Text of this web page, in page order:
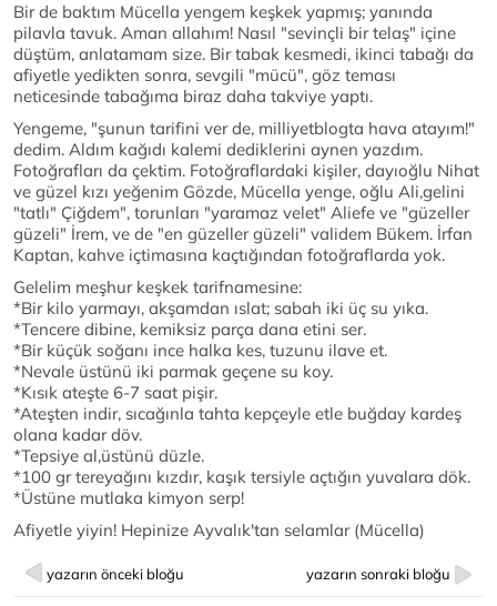
Bir de baktım Mücella yengem keşkek yapmış; yanında
pilavla tavuk. Aman allahım! Nasıl "sevinçli bir telaş" içine
düştüm, anlatamam size. Bir tabak kesmedi, ikinci tabağı da
afiyetle yedikten sonra, sevgili "mücü", göz teması
neticesinde tabağıma biraz daha takviye yaptı.
Yengeme, "şunun tarifini ver de, milliyetblogta hava atayım!"
dedim. Aldım kağıdı kalemi dediklerini aynen yazdım.
Fotoğrafları da çektim. Fotoğraflardaki kişiler, dayıoğlu Nihat
ve güzel kızı yeğenim Gözde, Mücella yenge, oğlu Ali,gelini
"tatlı" Çiğdem", torunları "yaramaz velet" Aliefe ve "güzeller
güzeli" İrem, ve de "en güzeller güzeli" validem Bükem. İrfan
Kaptan, kahve içtimasına kaçtığından fotoğraflarda yok.
Gelelim meşhur keşkek tarifnamesine:
*Bir kilo yarmayı, akşamdan ıslat; sabah iki üç su yıka.
*Tencere dibine, kemiksiz parça dana etini ser.
*Bir küçük soğanı ince halka kes, tuzunu ilave et.
*Nevale üstünü iki parmak geçene su koy.
*Kısık ateşte 6-7 saat pişir.
*Ateşten indir, sıcağınla tahta kepçeyle etle buğday kardeş
olana kadar döv.
*Tepsiye al,üstünü düzle.
*100 gr tereyağını kızdır, kaşık tersiyle açtığın yuvalara dök.
*Üstüne mutlaka kimyon serp!
Afiyetle yiyin! Hepinize Ayvalık'tan selamlar (Mücella)
yazarın önceki bloğu yazarın sonraki bloğu